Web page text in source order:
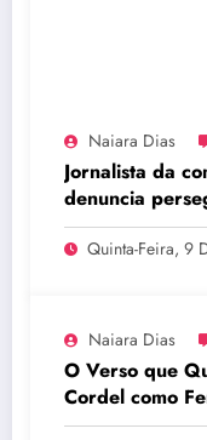
Naiara Dias
Jornalista da
denuncia
Quinta-Feira, 9
Naiara Dias
O Verso que
Cordel como
Política